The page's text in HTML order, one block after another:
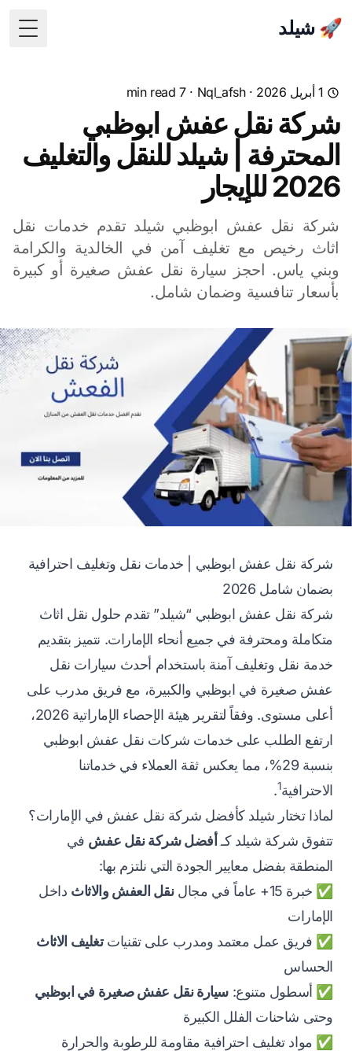
🚀 شيلد
1 أبريل 2026 ·
Nql_afsh
· 7 min read
شركة نقل عفش ابوظبي
المحترفة | شيلد للنقل والتغليف
2026 للإيجار
شركة نقل عفش ابوظبي شيلد تقدم خدمات نقل
اثاث رخيص مع تغليف آمن في الخالدية والكرامة
وبني ياس. احجز سيارة نقل عفش صغيرة أو كبيرة
بأسعار تنافسية وضمان شامل.
شركة نقل عفش ابوظبي | خدمات نقل وتغليف احترافية
بضمان شامل 2026
شركة نقل عفش ابوظبي “شيلد” تقدم حلول نقل اثاث
متكاملة ومحترفة في جميع أنحاء الإمارات. نتميز بتقديم
خدمة نقل وتغليف آمنة باستخدام أحدث سيارات نقل
عفش صغيرة في ابوظبي والكبيرة، مع فريق مدرب على
أعلى مستوى. وفقاً لتقرير هيئة الإحصاء الإماراتية 2026،
ارتفع الطلب على خدمات شركات نقل عفش ابوظبي
بنسبة 29%، مما يعكس ثقة العملاء في خدماتنا
الاحترافية1
.
لماذا تختار شيلد كأفضل شركة نقل عفش في الإمارات؟
تتفوق شركة شيلد كـ أفضل شركة نقل عفش في
المنطقة بفضل معايير الجودة التي نلتزم بها:
✅ خبرة 15+ عاماً في مجال
نقل العفش والاثاث داخل
الإمارات
✅ فريق عمل معتمد ومدرب على تقنياتتغليف الاثاث
الحساس
✅ أسطول متنوع: سيارة نقل عفش صغيرة في ابوظبي
وحتى شاحنات الفلل الكبيرة
✅ مواد تغليف احترافية مقاومة للرطوبة والحرارة